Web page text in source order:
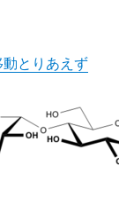
とりあえず